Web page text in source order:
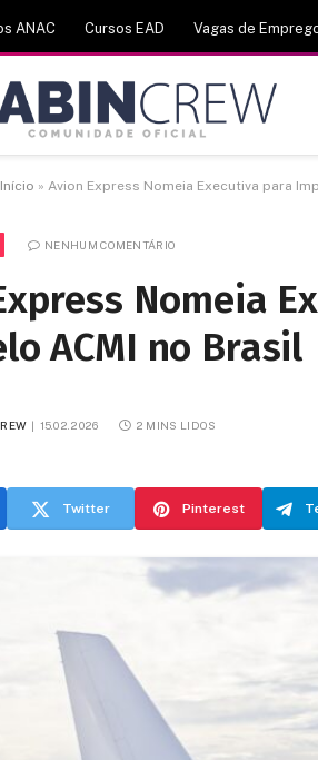
ANAC Cursos EAD Vagas de
Início » Avion Express Nomeia Executiva para
NENHUM COMENTÁRIO
Nomeia
ACMI no Brasil
15.02.2026 2 MINS LIDOS
Twitter Pinterest